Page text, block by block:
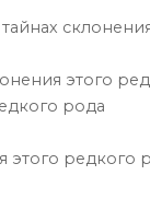
этого
рода
этого редкого